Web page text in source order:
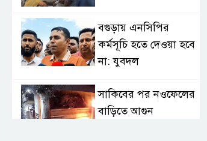
বগুড়ায় এনসিপির
কর্মসূচি হতে দেওয়া হবে
না: যুবদল
সাকিবের পর নওফেলের
বাড়িতে আগুন